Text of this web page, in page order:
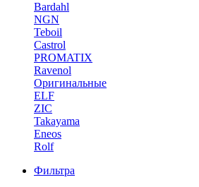
Bardahl
NGN
Teboil
Castrol
PROMATIX
Ravenol
Оригинальные
ELF
ZIC
Takayama
Eneos
Rolf
Фильтра